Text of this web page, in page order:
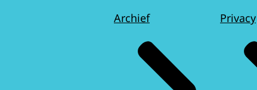
Archief Privacy